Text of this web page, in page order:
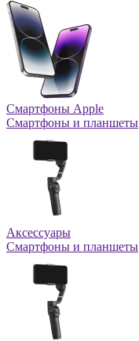
Смартфоны Apple
Смартфоны и планшеты
Аксессуары
Смартфоны и планшеты